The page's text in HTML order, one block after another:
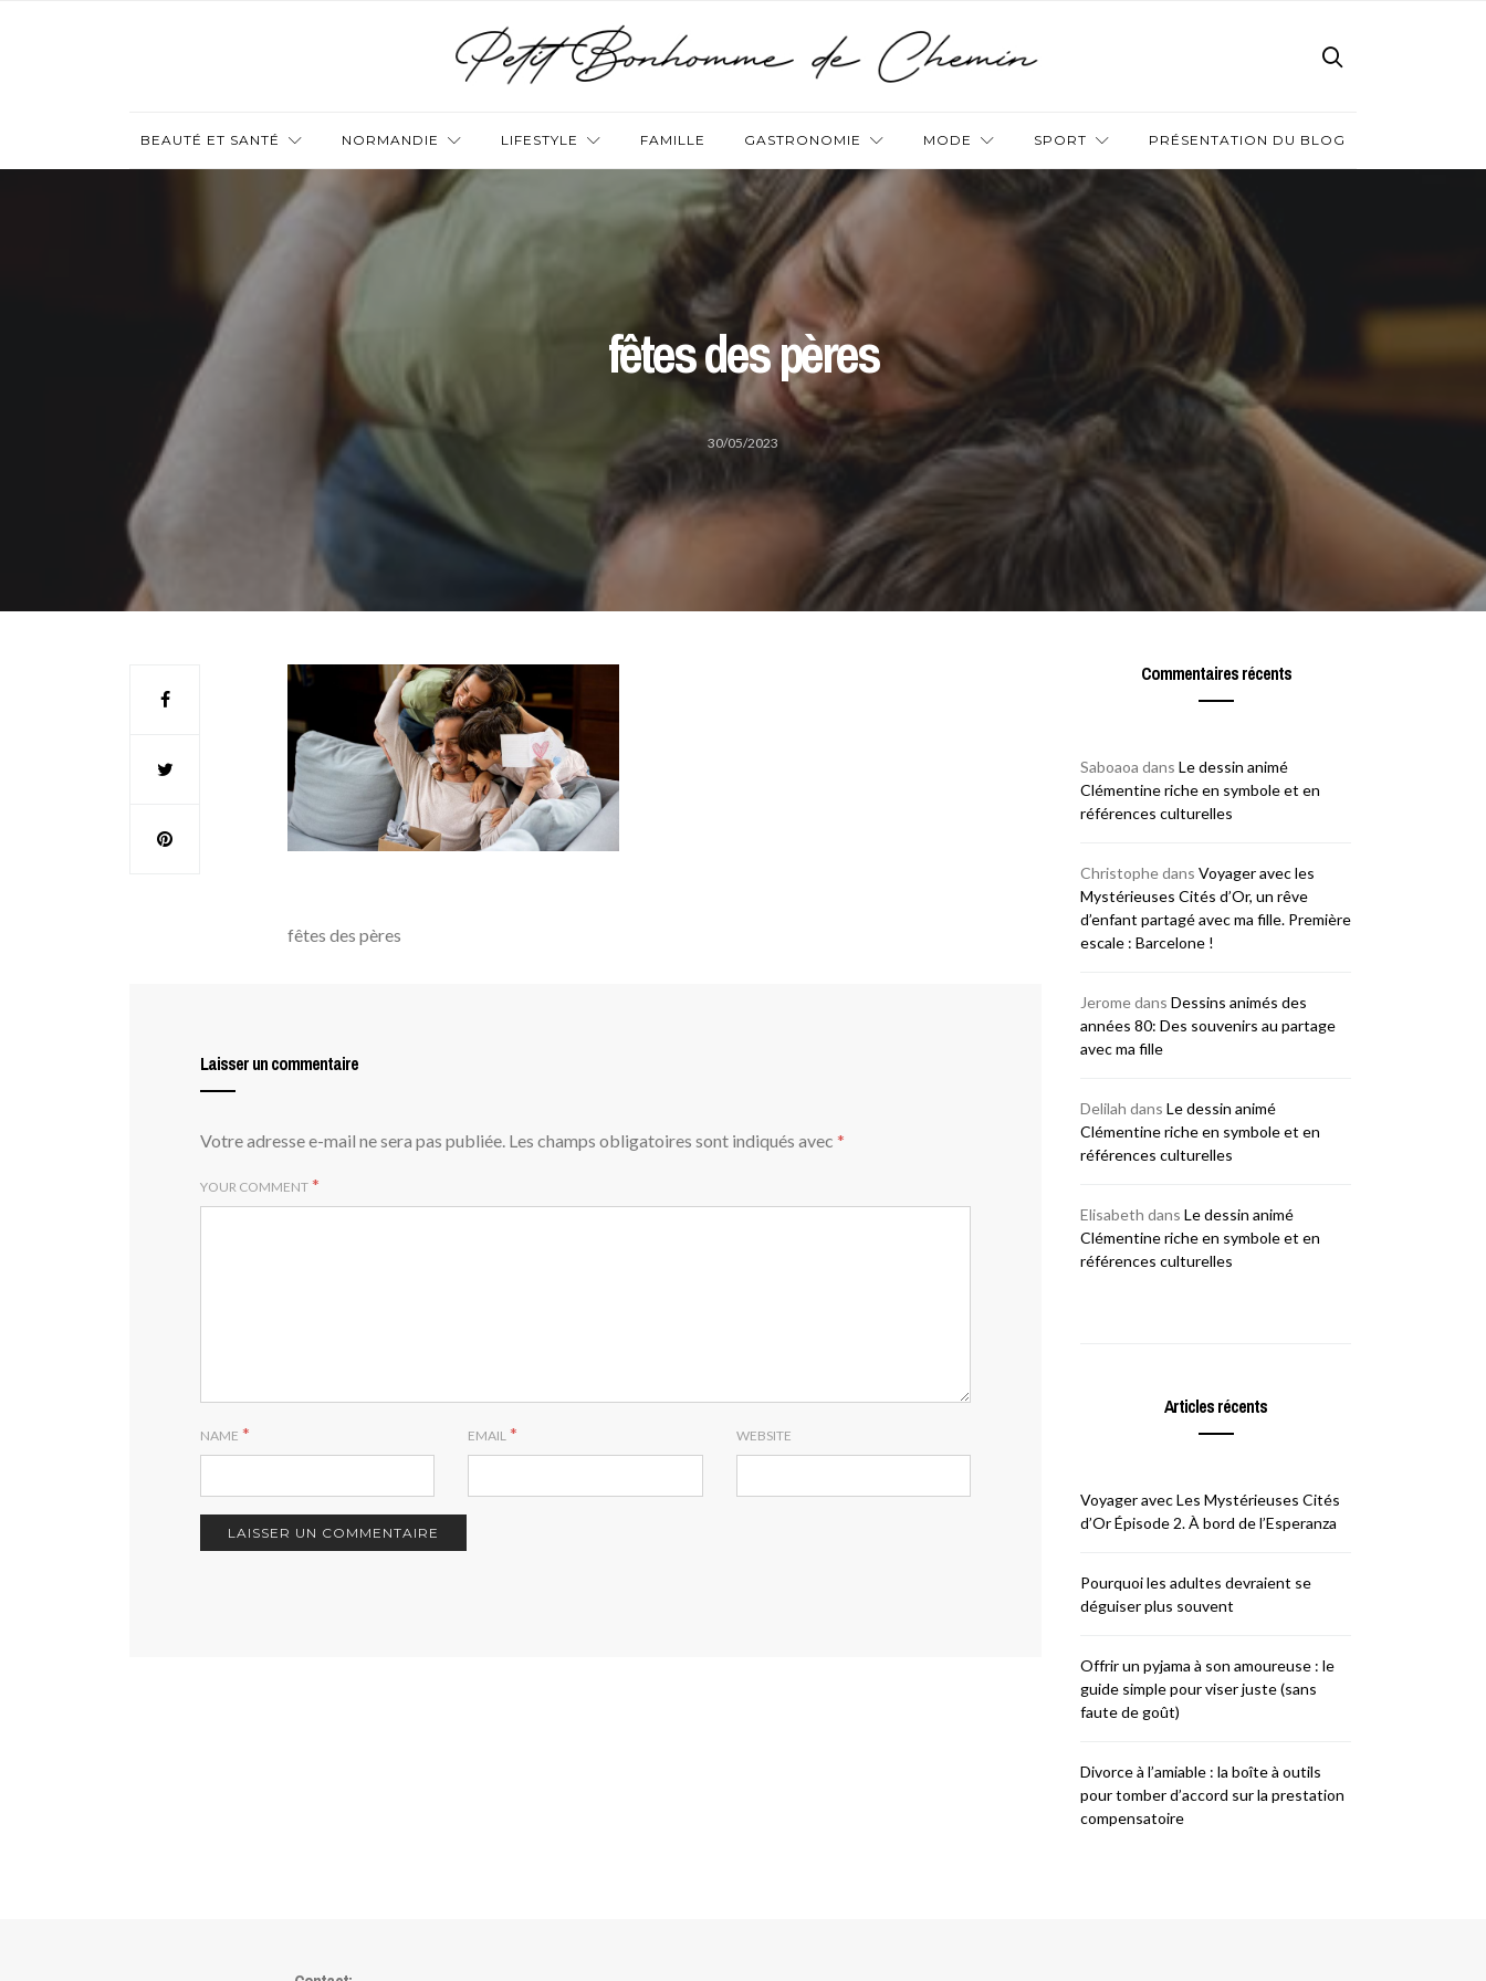
BEAUTÉ ET SANTÉ NORMANDIE LIFESTYLE FAMILLE GASTRONOMIE MODE SPORT PRÉSENTATION DU BLOG
fêtes des pères
30/05/2023
fêtes des pères
Laisser un commentaire
Votre adresse e-mail ne sera pas publiée. Les champs obligatoires sont indiqués avec *
YOUR COMMENT *
NAME * EMAIL * WEBSITE
Commentaires récents
Saboaoa dans Le dessin animé
Clémentine riche en symbole et en
références culturelles
Christophedans Voyager avec les
Mystérieuses Cités d’Or, un rêve
d’enfant partagé avec ma fille. Première
escale : Barcelone !
Jeromedans Dessins animés des
années 80: Des souvenirs au partage
avec ma fille
Delilah dans Le dessin animé
Clémentine riche en symbole et en
références culturelles
Elisabeth dans Le dessin animé
Clémentine riche en symbole et en
références culturelles
Articles récents
Voyager avec Les Mystérieuses Cités
d’Or Épisode 2. À bord de l’Esperanza
Pourquoi les adultes devraient se
déguiser plus souvent
Offrir un pyjama à son amoureuse : le
guide simple pour viser juste (sans
faute de goût)
Divorce à l’amiable : la boîte à outils
pour tomber d’accord sur la prestation
compensatoire